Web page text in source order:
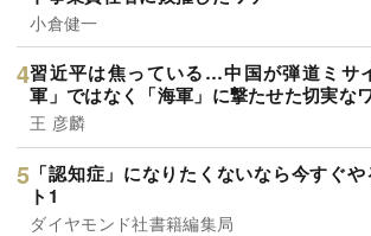
小倉健一
習近平は焦っている…中国が弾道ミサ
軍」ではなく「海軍」に撃たせた切実な
王 彦麟
「認知症」になりたくないなら今すぐ
ト1
ダイヤモンド社書籍編集局